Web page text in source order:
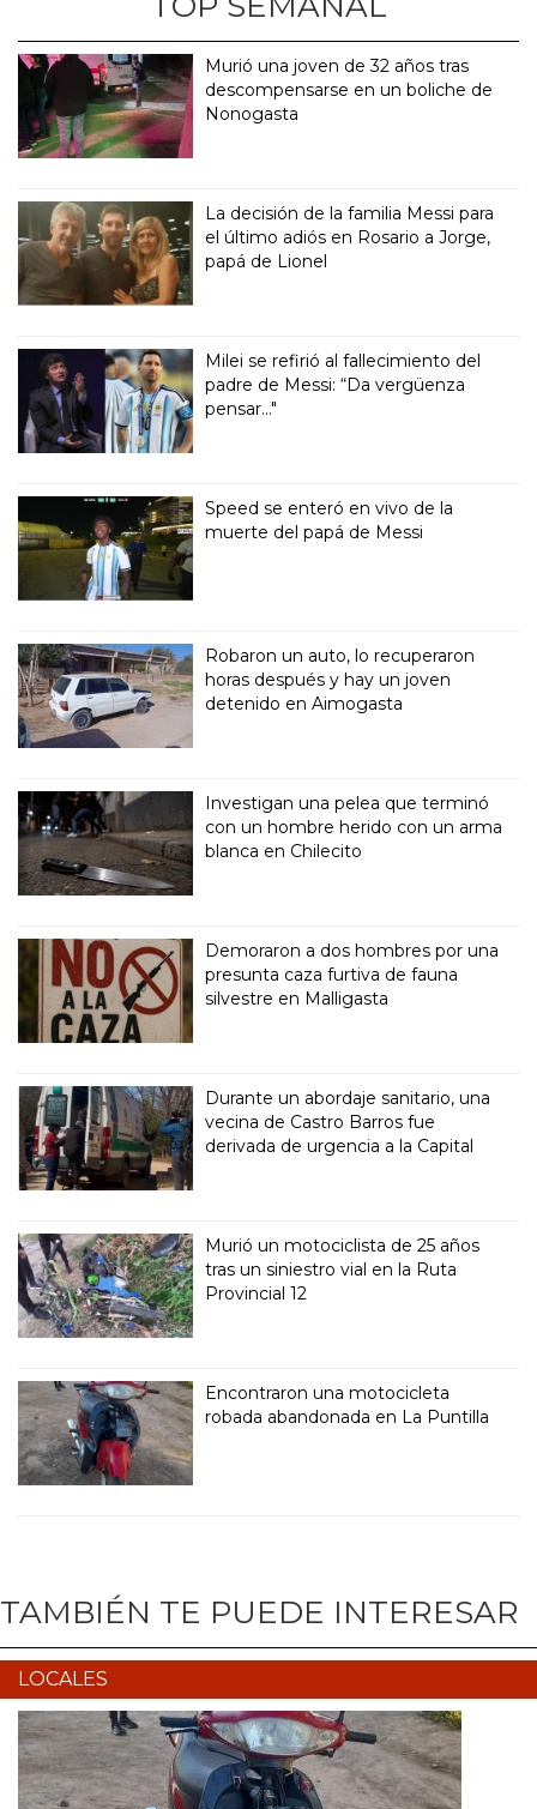
Murió una joven de 32 años tras
descompensarse en un boliche de
Nonogasta
La decisión de la familia Messi para
el último adiós en Rosario a Jorge,
papá de Lionel
Milei se refirió al fallecimiento del
padre de Messi: “Da vergüenza
pensar..."
Speed se enteró en vivo de la
muerte del papá de Messi
Robaron un auto, lo recuperaron
horas después y hay un joven
detenido en Aimogasta
Investigan una pelea que terminó
con un hombre herido con un arma
blanca en Chilecito
Demoraron a dos hombres por una
presunta caza furtiva de fauna
silvestre en Malligasta
Durante un abordaje sanitario, una
vecina de Castro Barros fue
derivada de urgencia a la Capital
Murió un motociclista de 25 años
tras un siniestro vial en la Ruta
Provincial 12
Encontraron una motocicleta
robada abandonada en La Puntilla
TAMBIÉN TE PUEDE INTERESAR
LOCALES